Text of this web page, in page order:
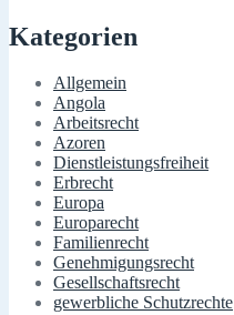
Kategorien
Allgemein
Angola
Arbeitsrecht
Azoren
Dienstleistungsfreiheit
Erbrecht
Europa
Europarecht
Familienrecht
Genehmigungsrecht
Gesellschaftsrecht
gewerbliche Schutzrechte